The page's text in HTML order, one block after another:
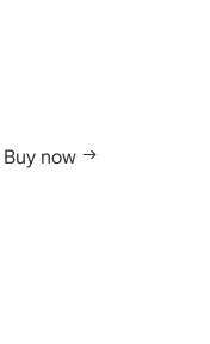
Buy now